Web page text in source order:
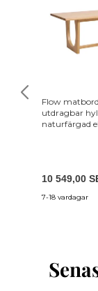
Flow
utdragbar
naturfärgad
10 549,00
7-18 vardagar